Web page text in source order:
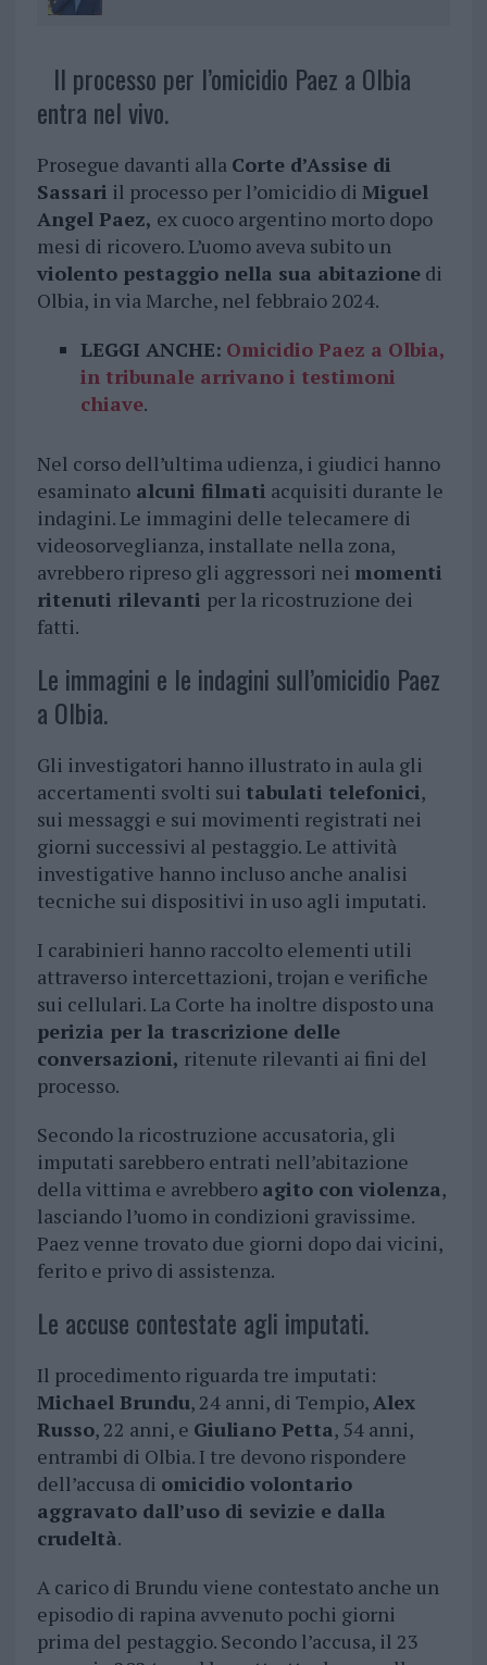
Il processo per l’omicidio Paez a Olbia
entra nel vivo.
Prosegue davanti alla Corte d’Assise di
Sassari il processo per l’omicidio di Miguel
Angel Paez, ex cuoco argentino morto dopo
mesi di ricovero. L’uomo aveva subito un
violento pestaggio nella sua abitazionedi
Olbia, in via Marche, nel febbraio 2024.
LEGGI ANCHE: Omicidio Paez a Olbia,
in tribunale arrivano i testimoni
chiave.
Nel corso dell’ultima udienza, i giudici hanno
esaminatoalcuni filmati acquisiti durante le
indagini. Le immagini delle telecamere di
videosorveglianza, installate nella zona,
avrebbero ripreso gli aggressori nei momenti
ritenuti rilevanti per la ricostruzione dei
fatti.
Le immagini e le indagini sull’omicidio Paez
a Olbia.
Gli investigatori hanno illustrato in aula gli
accertamenti svolti sui tabulati telefonici,
sui messaggi e sui movimenti registrati nei
giorni successivi al pestaggio. Le attività
investigative hanno incluso anche analisi
tecniche sui dispositivi in uso agli imputati.
I carabinieri hanno raccolto elementi utili
attraverso intercettazioni, trojan e verifiche
sui cellulari. La Corte ha inoltre disposto una
perizia per la trascrizione delle
conversazioni, ritenute rilevanti ai fini del
processo.
Secondo la ricostruzione accusatoria, gli
imputati sarebbero entrati nell’abitazione
della vittima e avrebbero agito con violenza,
lasciando l’uomo in condizioni gravissime.
Paez venne trovato due giorni dopo dai vicini,
ferito e privo di assistenza.
Le accuse contestate agli imputati.
Il procedimento riguarda tre imputati:
Michael Brundu, 24 anni, di Tempio,Alex
Russo, 22 anni, e Giuliano Petta, 54 anni,
entrambi di Olbia. I tre devono rispondere
dell’accusa di omicidio volontario
aggravato dall’uso di sevizie e dalla
crudeltà.
A carico di Brundu viene contestato anche un
episodio di rapina avvenuto pochi giorni
prima del pestaggio. Secondo l’accusa, il 23